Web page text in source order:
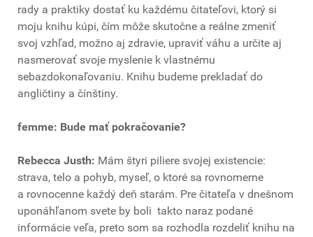
rady a praktiky dostať ku každému čitateľovi, ktorý si
moju knihu kúpi, čím môže skutočne a reálne zmeniť
svoj vzhľad, možno aj zdravie, upraviť váhu a určite aj
nasmerovať svoje myslenie k vlastnému
sebazdokonaľovaniu. Knihu budeme prekladať do
angličtiny a čínštiny.
femme: Bude mať pokračovanie?
Rebecca Justh: Mám štyri piliere svojej existencie:
strava, telo a pohyb, myseľ, o ktoré sa rovnomerne
a rovnocenne každý deň starám. Pre čitateľa v dnešnom
uponáhľanom svete by boli takto naraz podané
informácie veľa, preto som sa rozhodla rozdeliť knihu na